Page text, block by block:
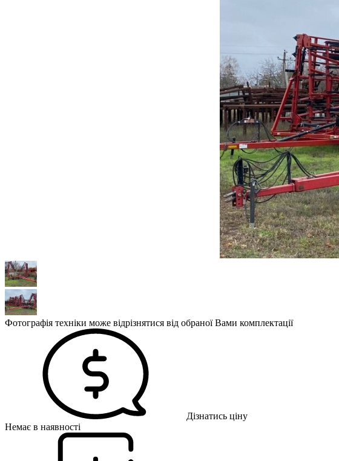
Фотографія техніки може відрізнятися від обраної Вами комплектації
Дізнатись ціну
Немає в наявності